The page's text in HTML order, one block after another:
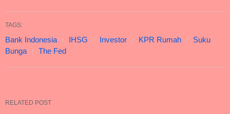
TAGS:
Bank Indonesia IHSG Investor KPR Rumah
Suku
Bunga
The Fed
RELATED POST